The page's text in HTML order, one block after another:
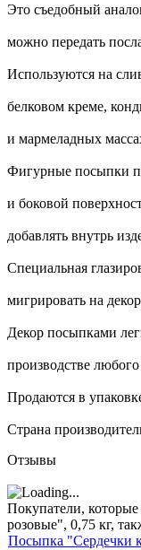
Это съедобный
можно передать
Используются на
белковом креме,
и мармеладных
Фигурные посыпки
и боковой
добавлять внутрь
Специальная
мигрировать на
Декор посыпками
производстве любого
Продаются в
Страна
Отзывы
Покупатели,
розовые", 0,75 кг,
Посыпка "Сердечки